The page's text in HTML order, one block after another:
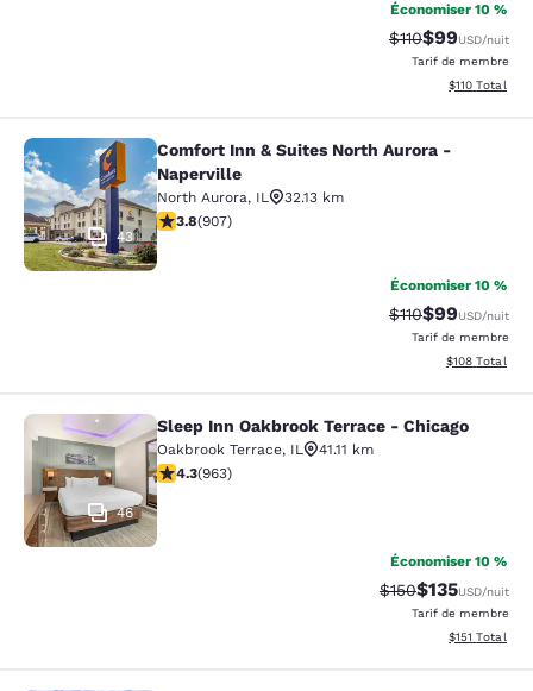
Économiser 10 %
Tarif barré :
$110Tarif réduit :
$99USD/nuit
Tarif de membre
Afficher les
$110 Total
Comfort Inn & Suites North Aurora
43
Comfort Inn & Suites North Aurora -
Naperville
North Aurora, IL
32.13 km
3.83 étoiles. Bien. 907 commentaires
3.8(907)
Économiser 10 %
Tarif barré :
$110Tarif réduit :
$99USD/nuit
Tarif de membre
Afficher les
$108 Total
Sleep Inn Oakbrook Terrace -
46
Sleep Inn Oakbrook Terrace - Chicago
Oakbrook Terrace, IL
41.11 km
4.33 étoiles. Excellent. 963 commentaires
4.3(963)
Économiser 10 %
Tarif barré :
$150Tarif réduit :
$135USD/nuit
Tarif de membre
Afficher les
$151 Total